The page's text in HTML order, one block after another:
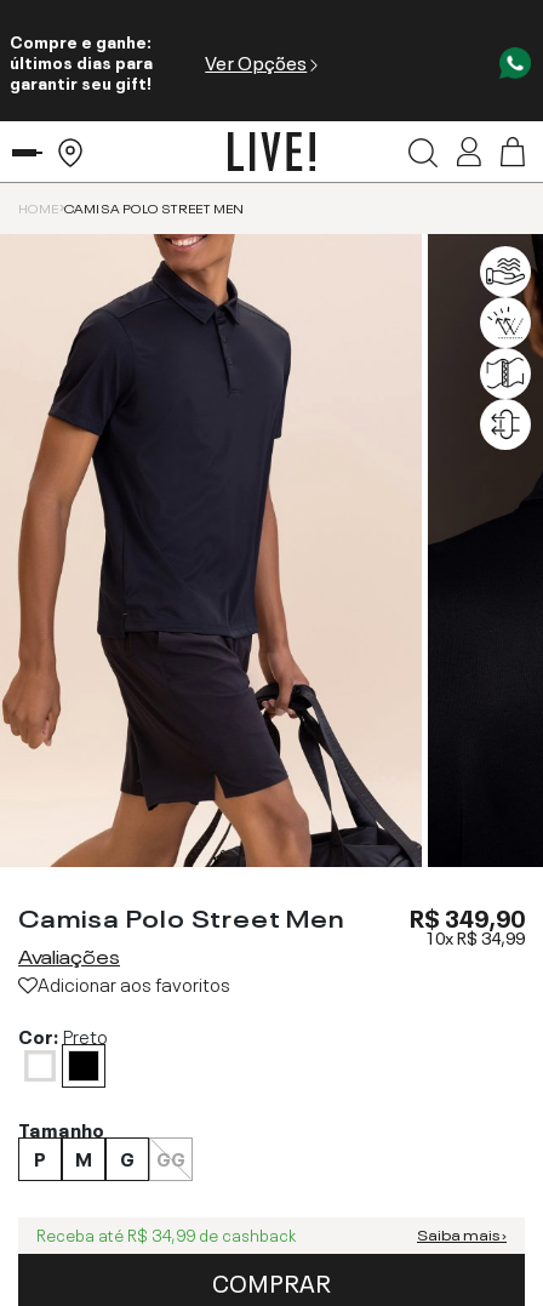
Compre e ganhe:
últimos dias para
garantir seu gift!
Ver Opções
HOME CAMISA POLO STREET MEN
Camisa Polo Street Men
Avaliações
Adicionar aos favoritos
R$ 349,90
10xR$ 34,99
Cor:Preto
Tamanho
P
M G GG
Receba até R$ 34,99 de cashback Saiba mais ›
COMPRAR